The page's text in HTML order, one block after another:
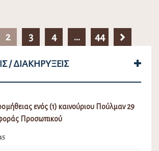
2 3 4 … 44
/ ΔΙΑΚΗΡΎΞΕΙΣ
ενός (1) καινούριου Πούλμαν 29
Προσωπικού